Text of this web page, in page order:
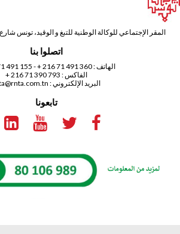
المقر الإجتماعي للوكالة الوطنية للتبغ و الوقيد، تونس شارع 15 أكتوبر 42 -1080
اتصلوا بنا
الهاتف :360 491 71 216 +
-
155 491 71 216 +
الفاكس : 793 390 71 216 +
البريد الإلكتروني :rnta@rnta.com.tn
تابعونا